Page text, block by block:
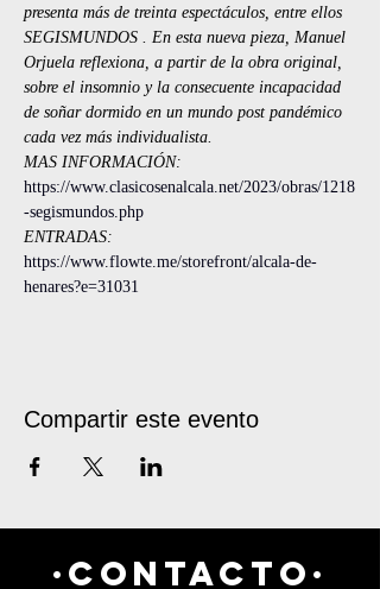
presenta más de treinta espectáculos, entre ellos
SEGISMUNDOS . En esta nueva pieza, Manuel
Orjuela reflexiona, a partir de la obra original,
sobre el insomnio y la consecuente incapacidad
de soñar dormido en un mundo post pandémico
cada vez más individualista.
MAS INFORMACIÓN:
https://www.clasicosenalcala.net/2023/obras/1218
-segismundos.php
ENTRADAS:
https://www.flowte.me/storefront/alcala-de-
henares?e=31031
Compartir este evento
·CONTACTO·